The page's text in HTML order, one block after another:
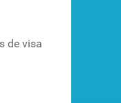
de visa